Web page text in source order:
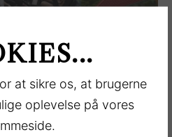
at sikre os, at brugerne
oplevelse på vores